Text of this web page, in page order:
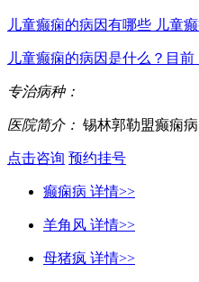
儿童癫痫的病因有哪些 儿童
儿童癫痫的病因是什么？目
专治病种：
医院简介： 锡林郭勒盟癫痫
点击咨询 预约挂号
癫痫病 详情>>
羊角风 详情>>
母猪疯 详情>>